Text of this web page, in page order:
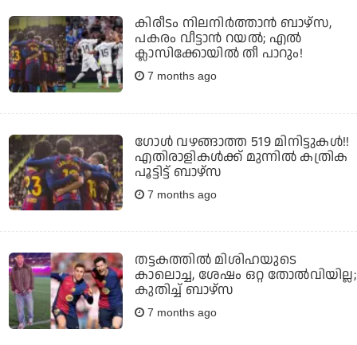
കിരീടം നിലനിര്‍ത്താന്‍ ബാഴ്സ,
പകരം വീട്ടാന്‍ റയല്‍; എല്‍
ക്ലാസിക്കോയില്‍ തീ പാറും!
7 months ago
ഗോൾ വഴങ്ങാത്ത 519 മിനിട്ടുകള്‍!!
എതിരാളികള്‍ക്ക് മുന്നില്‍ കത്രിക
പൂട്ടിട്ട് ബാഴ്സ
7 months ago
തട്ടകത്തില്‍ മിശിഹയുടെ
കാലൊച്ച, ശേഷം ഒറ്റ തോല്‍വിയില്ല;
കുതിച്ച് ബാഴ്‌സ
7 months ago